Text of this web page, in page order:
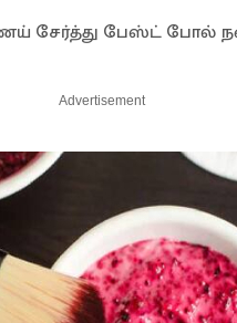
சேர்த்து பேஸ்ட் போல்
Advertisement